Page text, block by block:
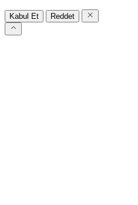
Kabul Et Reddet